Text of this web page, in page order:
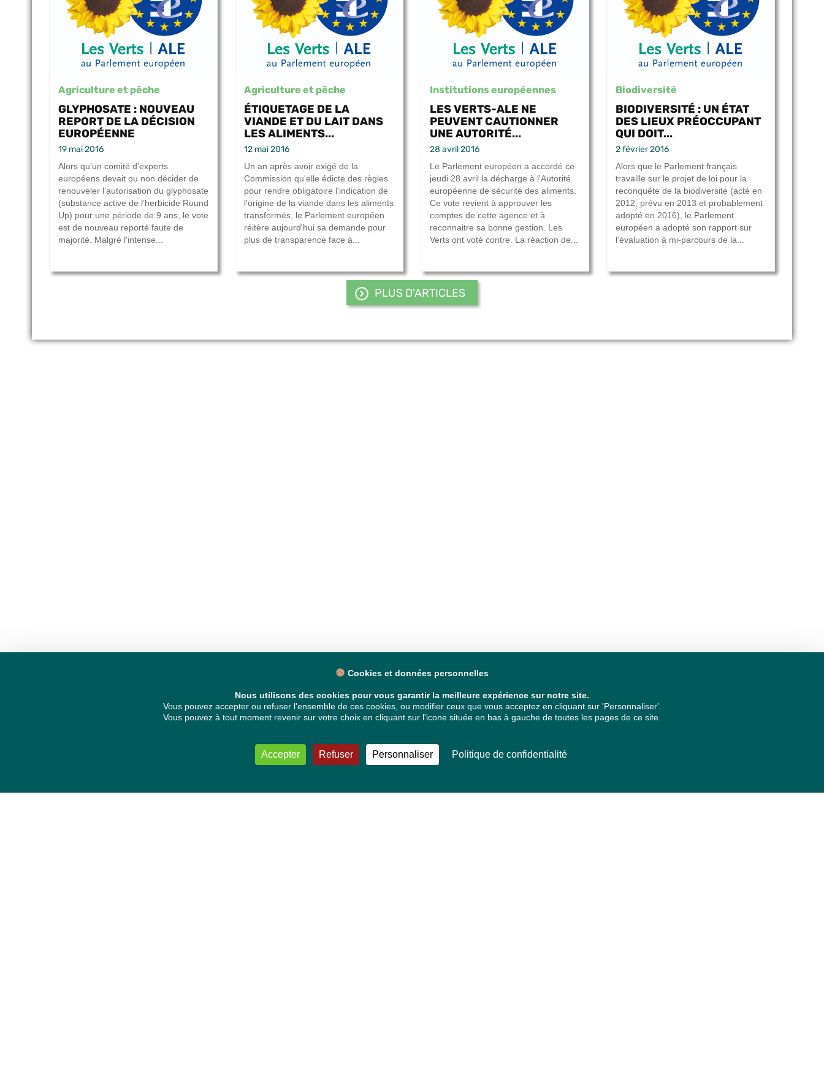
Agriculture et pêche
GLYPHOSATE : NOUVEAU
REPORT DE LA DÉCISION
EUROPÉENNE
19 mai 2016
Alors qu’un comité d’experts
européens devait ou non décider de
renouveler l’autorisation du glyphosate
(substance active de l’herbicide Round
Up) pour une période de 9 ans, le vote
est de nouveau reporté faute de
majorité. Malgré l'intense...
Agriculture et pêche
ÉTIQUETAGE DE LA
VIANDE ET DU LAIT DANS
LES ALIMENTS...
12 mai 2016
Un an après avoir exigé de la
Commission qu'elle édicte des règles
pour rendre obligatoire l'indication de
l'origine de la viande dans les aliments
transformés, le Parlement européen
réitère aujourd'hui sa demande pour
plus de transparence face à...
Institutions européennes
LES VERTS-ALE NE
PEUVENT CAUTIONNER
UNE AUTORITÉ...
28 avril 2016
Le Parlement européen a accordé ce
jeudi 28 avril la décharge à l’Autorité
européenne de sécurité des aliments.
Ce vote revient à approuver les
comptes de cette agence et à
reconnaitre sa bonne gestion. Les
Verts ont voté contre. La réaction de...
Biodiversité
BIODIVERSITÉ : UN ÉTAT
DES LIEUX PRÉOCCUPANT
QUI DOIT...
2 février 2016
Alors que le Parlement français
travaille sur le projet de loi pour la
reconquête de la biodiversité (acté en
2012, prévu en 2013 et probablement
adopté en 2016), le Parlement
européen a adopté son rapport sur
l’évaluation à mi-parcours de la...
PLUS D'ARTICLES
Cookies et données personnelles
Nous utilisons des cookies pour vous garantir la meilleure expérience sur notre site.
Vous pouvez accepter ou refuser l'ensemble de ces cookies, ou modifier ceux que vous acceptez en cliquant sur 'Personnaliser'.
Vous pouvez à tout moment revenir sur votre choix en cliquant sur l'icone située en bas à gauche de toutes les pages de ce site.
Accepter Refuser Personnaliser Politique de confidentialité